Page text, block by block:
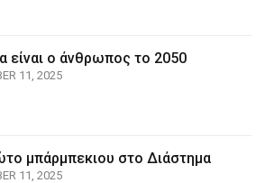
είναι ο άνθρωπος το 2050
11, 2025
μπάρμπεκιου στο Διάστημα
11, 2025